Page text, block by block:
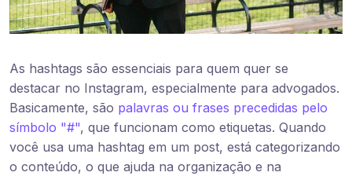
As hashtags são essenciais para quem quer se
destacar no Instagram, especialmente para advogados.
Basicamente, são palavras ou frases precedidas pelo
símbolo "#", que funcionam como etiquetas. Quando
você usa uma hashtag em um post, está categorizando
o conteúdo, o que ajuda na organização e na